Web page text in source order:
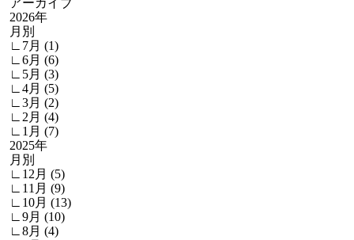
アーカイブ
2026年
月別
∟7月 (1)
∟6月 (6)
∟5月 (3)
∟4月 (5)
∟3月 (2)
∟2月 (4)
∟1月 (7)
2025年
月別
∟12月 (5)
∟11月 (9)
∟10月 (13)
∟9月 (10)
∟8月 (4)